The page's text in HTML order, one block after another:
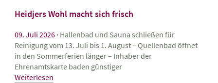
Heidjers Wohl macht sich frisch
09. Juli 2026 Hallenbad und Sauna schließen für
Reinigung vom 13. Juli bis 1. August – Quellenbad öffnet
in den Sommerferien länger – Inhaber der
Ehrenamtskarte baden günstiger
Weiterlesen